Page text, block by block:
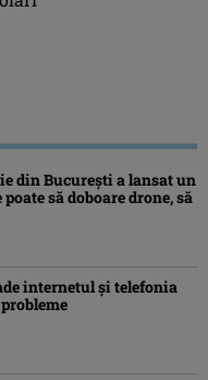
din București a lansat un
să doboare drone, să
internetul și telefonia